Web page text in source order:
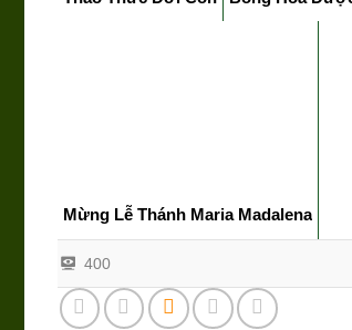
Mừng Lễ Thánh Maria Madalena
400